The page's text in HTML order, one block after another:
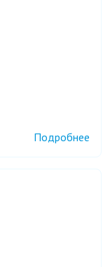
Подробнее